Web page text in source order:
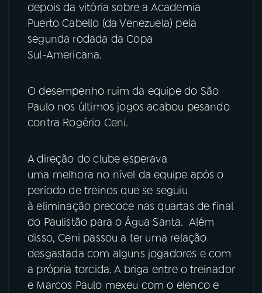
05 PODCASTS
06VIDEOCASTS
07 ÚLTIMAS
ACOMPANHE A RÁDIO NACIONAL
Facebook
Instagram X
TikTok
depois da vitória sobre a Academia
Puerto Cabello (da Venezuela) pela
segunda rodada da Copa
Sul-Americana.
O desempenho ruim da equipe do São
Paulo nos últimos jogos acabou pesando
contra Rogério Ceni.
A direção do clube esperava
uma melhora no nível da equipe após o
período de treinos que se seguiu
à eliminação precoce nas quartas de final
do Paulistão para o Água Santa. Além
disso, Ceni passou a ter uma relação
desgastada com alguns jogadores e com
a própria torcida. A briga entre o treinador
e Marcos Paulo mexeu com o elenco e